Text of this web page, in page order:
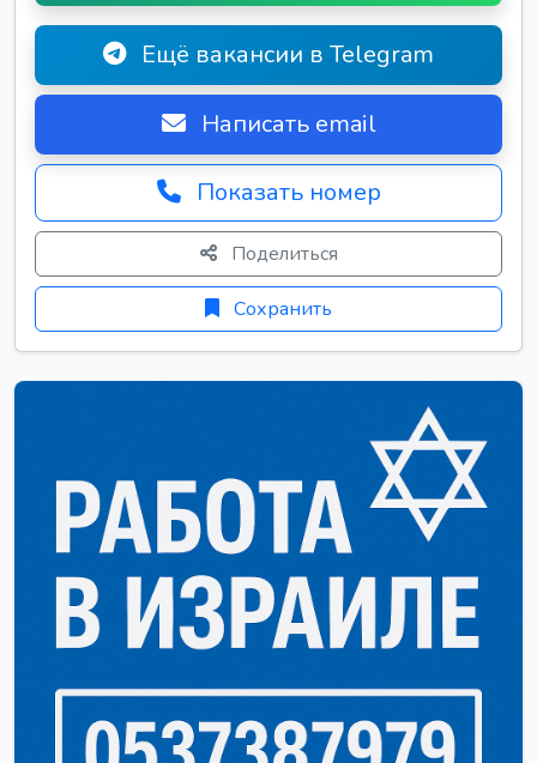
Ещё вакансии в Telegram
Написать email
Показать номер
Поделиться
Сохранить